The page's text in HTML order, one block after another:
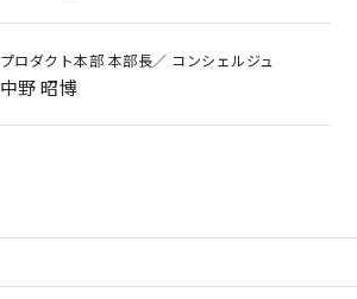
プロダクト本部 本部長／ コンシェルジュ
中野 昭博